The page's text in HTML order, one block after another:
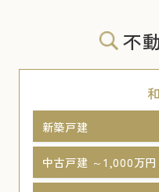
不
新築戸建
中古戸建 ～1,000万円